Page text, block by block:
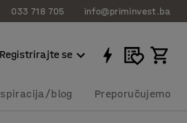
033 718 705 info@priminvest.ba
se
blog Preporučujemo